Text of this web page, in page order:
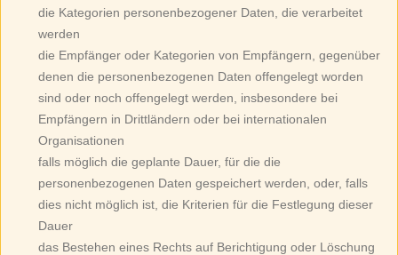
die Kategorien personenbezogener Daten, die verarbeitet
werden
die Empfänger oder Kategorien von Empfängern, gegenüber
denen die personenbezogenen Daten offengelegt worden
sind oder noch offengelegt werden, insbesondere bei
Empfängern in Drittländern oder bei internationalen
Organisationen
falls möglich die geplante Dauer, für die die
personenbezogenen Daten gespeichert werden, oder, falls
dies nicht möglich ist, die Kriterien für die Festlegung dieser
Dauer
das Bestehen eines Rechts auf Berichtigung oder Löschung